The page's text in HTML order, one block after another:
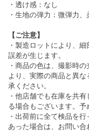
・透け感：なし
・生地の弾力：微弾力
【ご注意】
・製造ロットにより、
誤差が生じます。
・商品の色は、撮影時
より、実際の商品と異
承ください。
・他店舗でも在庫を共
る場合もございます。予
・出荷前に全て検品を
あった場合は、お問い